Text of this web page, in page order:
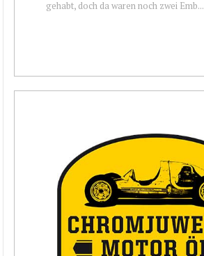
gehabt, doch da waren noch zwei Emb...